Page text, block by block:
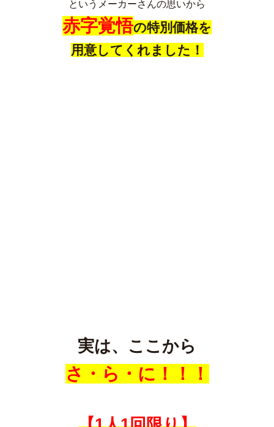
というメーカーさんの思いから
赤字覚悟の特別価格を
用意してくれました！
実は、ここから
さ・ら・に！！！